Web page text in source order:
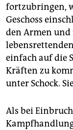
fortzubringen,
Geschoss
den Armen und
einfach auf die
Kräften zu
unter Schock.
Als bei